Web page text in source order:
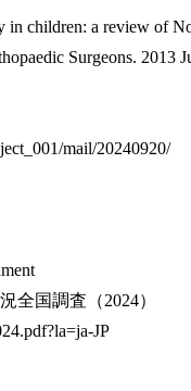
children: a review of
Surgeons. 2013
mail/20240920/
全国調査（2024）
JP